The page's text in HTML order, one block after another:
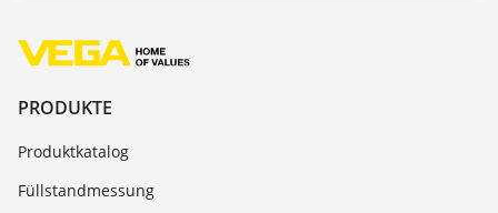
PRODUKTE
Produktkatalog
Füllstandmessung